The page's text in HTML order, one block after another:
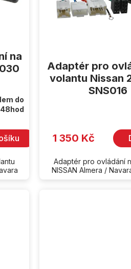
na
do
48hod
Adaptér pro
volantu Nissan
SNS016
5,0
hvězdiček.
1 350 Kč
Adaptér pro ovládání
NISSAN Almera /